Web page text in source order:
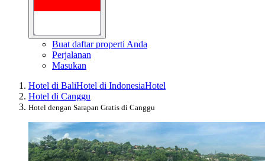
Buat daftar properti Anda
Perjalanan
Masukan
Hotel di BaliHotel di IndonesiaHotel
Hotel di Canggu
Hotel dengan Sarapan Gratis di Canggu